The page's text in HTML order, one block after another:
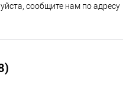
сообщите нам по адресу